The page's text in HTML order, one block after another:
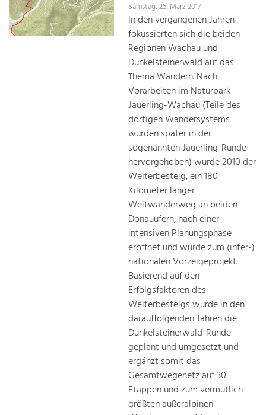
Soziales, Bildung &
Gleichberechtigung, Jugend und
Mobilität & Energie
Klimawandel, öffentlicher Verkehr und
Steigerung regionaler Wertschöpfung
Samstag, 25. März 2017
In den vergangenen Jahren
fokussierten sich die beiden
Regionen Wachau und
Dunkelsteinerwald auf das
Thema Wandern. Nach
Vorarbeiten im Naturpark
Jauerling-Wachau (Teile des
dortigen Wandersystems
wurden später in der
sogenannten Jauerling-Runde
hervorgehoben) wurde 2010 der
Welterbesteig, ein 180
Kilometer langer
Weitwanderweg an beiden
Donauufern, nach einer
intensiven Planungsphase
eröffnet und wurde zum (inter-)
nationalen Vorzeigeprojekt.
Basierend auf den
Erfolgsfaktoren des
Welterbesteigs wurde in den
darauffolgenden Jahren die
Dunkelsteinerwald-Runde
geplant und umgesetzt und
ergänzt somit das
Gesamtwegenetz auf 30
Etappen und zum vermutlich
größten außeralpinen